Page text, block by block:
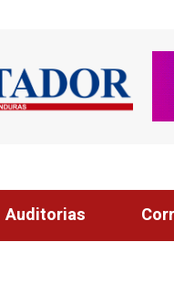
¡ÉXITO! BECAS
Auditorias